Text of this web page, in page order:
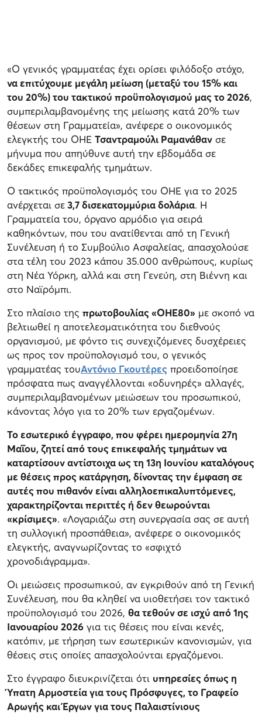
«Ο γενικός γραμματέας έχει ορίσει φιλόδοξο στόχο,
να επιτύχουμε μεγάλη μείωση (μεταξύ του 15% και
του 20%) του τακτικού προϋπολογισμού μας το 2026,
συμπεριλαμβανομένης της μείωσης κατά 20% των
θέσεων στη Γραμματεία», ανέφερε ο οικονομικός
ελεγκτής του ΟΗΕ Τσαντραμούλι Ραμανάθαν σε
μήνυμα που απηύθυνε αυτή την εβδομάδα σε
δεκάδες επικεφαλής τμημάτων.
Ο τακτικός προϋπολογισμός του ΟΗΕ για το 2025
ανέρχεται σε3,7 δισεκατομμύρια δολάρια. Η
Γραμματεία του, όργανο αρμόδιο για σειρά
καθηκόντων, που του ανατίθενται από τη Γενική
Συνέλευση ή το Συμβούλιο Ασφαλείας, απασχολούσε
στα τέλη του 2023 κάπου 35.000 ανθρώπους, κυρίως
στη Νέα Υόρκη, αλλά και στη Γενεύη, στη Βιέννη και
στο Ναϊρόμπι.
Στο πλαίσιο της πρωτοβουλίας «ΟΗΕ80» με σκοπό να
βελτιωθεί η αποτελεσματικότητα του διεθνούς
οργανισμού, με φόντο τις συνεχιζόμενες δυσχέρειες
ως προς τον προϋπολογισμό του, ο γενικός
γραμματέας τουΑντόνιο Γκουτέρες προειδοποίησε
πρόσφατα πως αναγγέλλονται «οδυνηρές» αλλαγές,
συμπεριλαμβανομένων μειώσεων του προσωπικού,
κάνοντας λόγο για το 20% των εργαζομένων.
Το εσωτερικό έγγραφο, που φέρει ημερομηνία 27η
Μαΐου, ζητεί από τους επικεφαλής τμημάτων να
καταρτίσουν αντίστοιχα ως τη 13η Ιουνίου καταλόγους
με θέσεις προς κατάργηση, δίνοντας την έμφαση σε
αυτές που πιθανόν είναι αλληλοεπικαλυπτόμενες,
χαρακτηρίζονται περιττές ή δεν θεωρούνται
«κρίσιμες». «Λογαριάζω στη συνεργασία σας σε αυτή
τη συλλογική προσπάθεια», ανέφερε ο οικονομικός
ελεγκτής, αναγνωρίζοντας το «σφιχτό
χρονοδιάγραμμα».
Οι μειώσεις προσωπικού, αν εγκριθούν από τη Γενική
Συνέλευση, που θα κληθεί να υιοθετήσει τον τακτικό
προϋπολογισμό του 2026, θα τεθούν σε ισχύ από 1ης
Ιανουαρίου 2026 για τις θέσεις που είναι κενές,
κατόπιν, με τήρηση των εσωτερικών κανονισμών, για
θέσεις στις οποίες απασχολούνται εργαζόμενοι.
Στο έγγραφο διευκρινίζεται ότι υπηρεσίες όπως η
Ύπατη Αρμοστεία για τους Πρόσφυγες, το Γραφείο
Αρωγής και Έργων για τους Παλαιστίνιους